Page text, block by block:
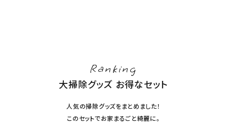
Ranking
大掃除グッズ お得なセット
人気の掃除グッズをまとめました！
このセットでお家まるごと綺麗に。